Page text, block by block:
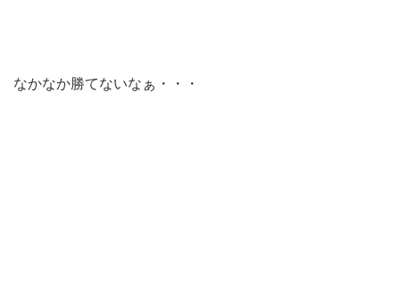
なかなか勝てないなぁ・・・